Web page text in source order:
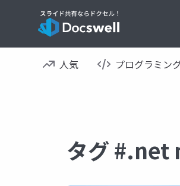
人気 プログラミン
タグ #.net